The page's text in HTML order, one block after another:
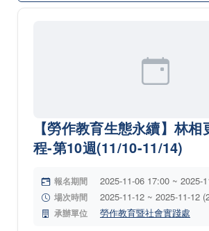
【勞作教育生態永續】林
程-第10週(11/10-11/14)
報名期間 2025-11-06 17:00 ~ 2025-
場次時間 2025-11-12 ~ 2025-11-12
承辦單位 勞作教育暨社會實踐處